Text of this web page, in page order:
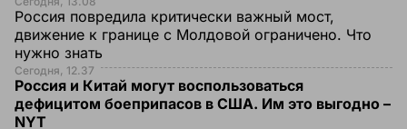
Россия повредила критически важный мост,
движение к границе с Молдовой ограничено. Что
нужно знать
Сегодня, 12.37
Россия и Китай могут воспользоваться
дефицитом боеприпасов в США. Им это выгодно –
NYT